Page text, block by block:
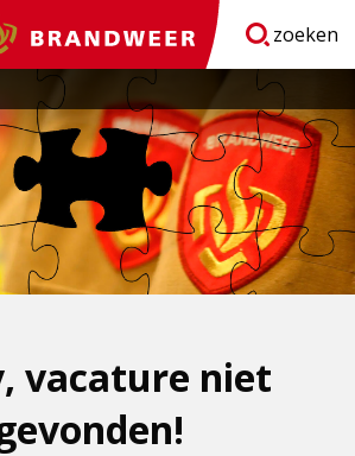
Brandweer zoeken
vacature niet